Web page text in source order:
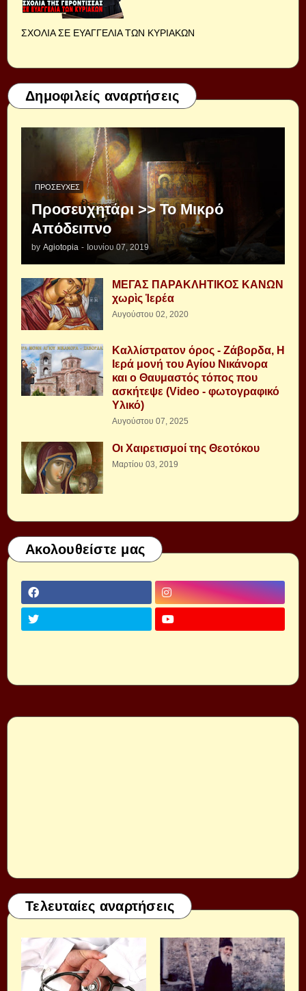
ΣΧΟΛΙΑ ΣΕ ΕΥΑΓΓΕΛΙΑ ΤΩΝ ΚΥΡΙΑΚΩΝ
Δημοφιλείς αναρτήσεις
ΠΡΟΣΕΥΧΈΣ
Προσευχητάρι >> Το Μικρό
Απόδειπνο
by Agiotopia - Ιουνίου 07, 2019
ΜΕΓΑΣ ΠΑΡΑΚΛΗΤΙΚΟΣ ΚΑΝΩΝ
χωρὶς Ἱερέα
Αυγούστου 02, 2020
Καλλίστρατον όρος - Ζάβορδα, Η
Ιερά μονή του Αγίου Νικάνορα
και ο Θαυμαστός τόπος που
ασκήτεψε (Video - φωτογραφικό
Υλικό)
Αυγούστου 07, 2025
Οι Χαιρετισμοί της Θεοτόκου
Μαρτίου 03, 2019
Ακολουθείστε μας
Τελευταίες αναρτήσεις